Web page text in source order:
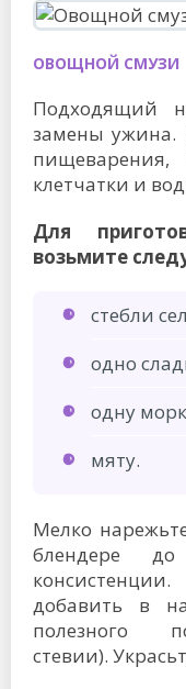
ОВОЩНОЙ СМУЗИ
Подходящий
замены ужина.
пищеварения,
клетчатки и
Для
возьмите
стебли
одно
одну
мяту.
Мелко
блендере до
добавить в
полезного
стевии).